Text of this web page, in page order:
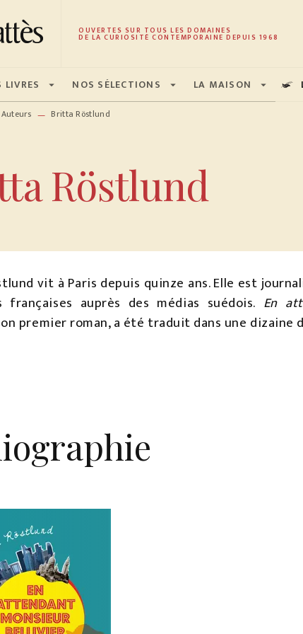
RECHERCHE CONTENU PIED DE PAGE
OUVERTES SUR TOUS LES DOMAINES
DE LA CURIOSITÉ CONTEMPORAINE DEPUIS 1968
LIVRES arrow_drop_down NOS SÉLECTIONS arrow_drop_down LA MAISON arrow_drop_down
Auteurs — Britta Röstlund
Röstlund
vit à Paris depuis quinze ans. Elle est
françaises auprès des médias suédois. En
premier roman, a été traduit dans une dizaine